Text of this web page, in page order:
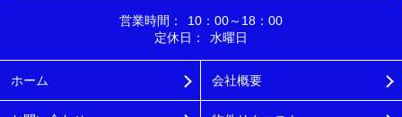
営業時間：
10：00～18：00
定休日：
水曜日
ホーム 会社概要